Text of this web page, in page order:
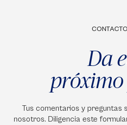
CONTACTO
Da
próximo
Tus comentarios y preguntas
nosotros. Diligencia este